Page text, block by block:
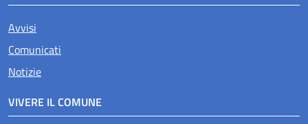
Avvisi
Comunicati
Notizie
VIVERE IL COMUNE